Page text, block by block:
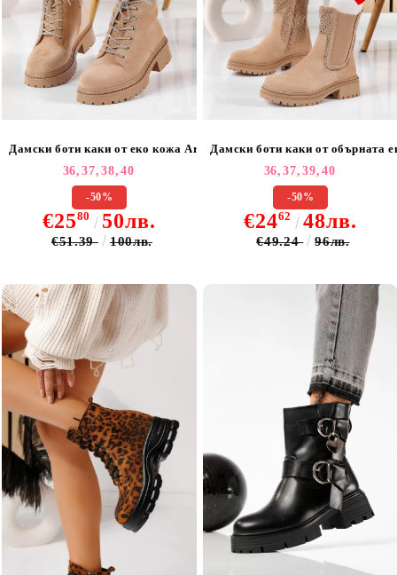
Дамски боти каки от еко кожа Armita #20599
36, 37, 38, 40
-50%
€2580 50лв.
€51.39 100лв.
Дамски боти каки от обърната
36, 37, 39, 40
-50%
€2462 48лв.
€49.24 96лв.